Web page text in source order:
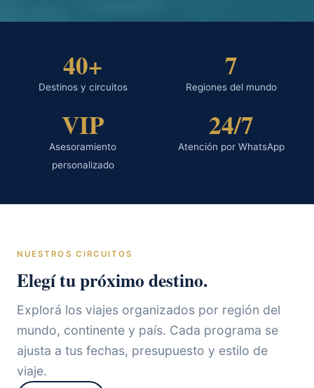
40+
Destinos y circuitos
7
Regiones del mundo
VIP
Asesoramiento
personalizado
24/7
Atención por WhatsApp
NUESTROS CIRCUITOS
Elegí tu próximo destino.
Explorá los viajes organizados por región del
mundo, continente y país. Cada programa se
ajusta a tus fechas, presupuesto y estilo de
viaje.